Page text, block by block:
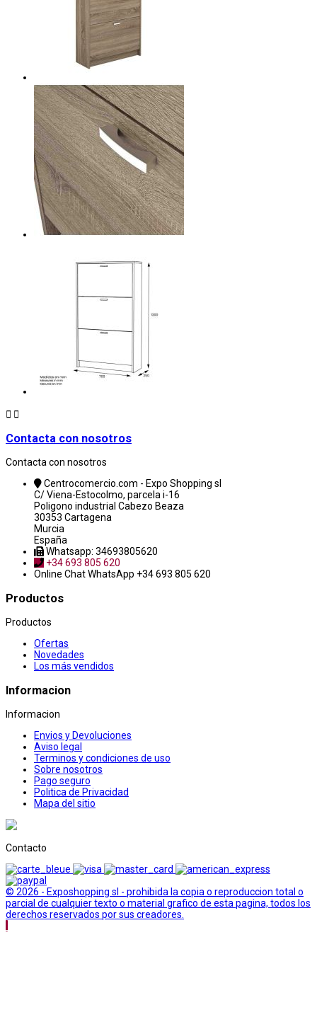
 
Contacta con nosotros
Contacta con nosotros
Centrocomercio.com - Expo Shopping sl
C/ Viena-Estocolmo, parcela i-16
Poligono industrial Cabezo Beaza
30353 Cartagena
Murcia
España
Whatsapp: 34693805620
+34 693 805 620
Online ChatWhatsApp +34 693 805 620
Productos
Productos
Ofertas
Novedades
Los más vendidos
Informacion
Informacion
Envios y Devoluciones
Aviso legal
Terminos y condiciones de uso
Sobre nosotros
Pago seguro
Politica de Privacidad
Mapa del sitio
Contacto
© 2026 - Exposhopping sl - prohibida la copia o reproduccion total o
parcial de cualquier texto o material grafico de esta pagina, todos los
derechos reservados por sus creadores.